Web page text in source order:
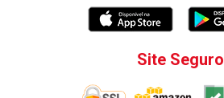
Site Seguro